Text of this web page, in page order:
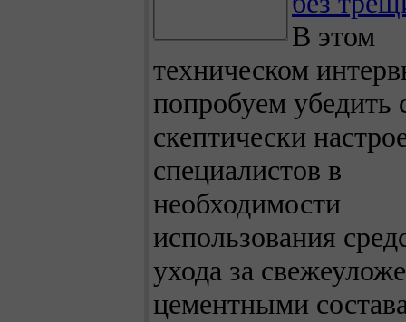
В этом
техническом
попробуем убедить
скептически
специалистов в
необходимости
использования
ухода за
цементными